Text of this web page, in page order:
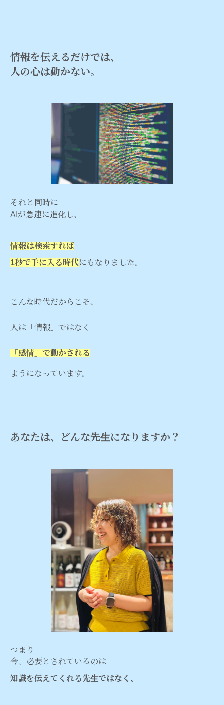
情報を伝えるだけでは、
人の心は動かない。
それと同時に
AIが急速に進化し、
情報は検索すれば
1秒で手に入る時代にもなりました。
こんな時代だからこそ、
人は「情報」ではなく
「感情」で動かされる
ようになっています。
あなたは、どんな先生になりますか？
つまり
今、必要とされているのは
知識を伝えてくれる先生ではなく、